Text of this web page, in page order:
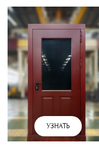
УЗНАТЬ